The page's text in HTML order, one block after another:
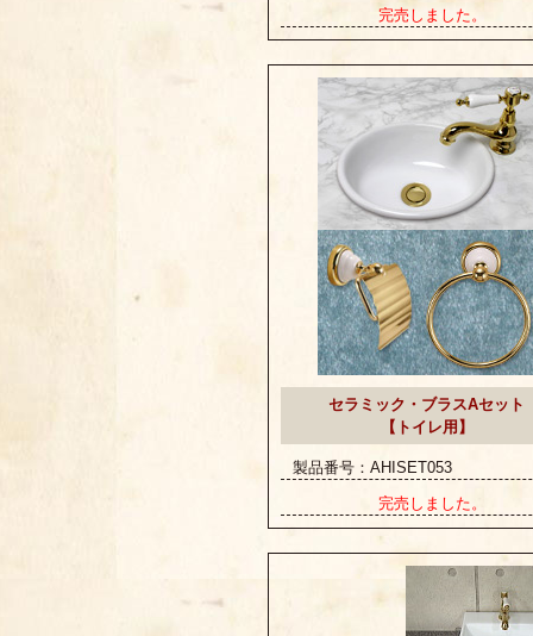
完売しました。
セラミック・ブラスAセット
【トイレ用】
製品番号：AHISET053
完売しました。